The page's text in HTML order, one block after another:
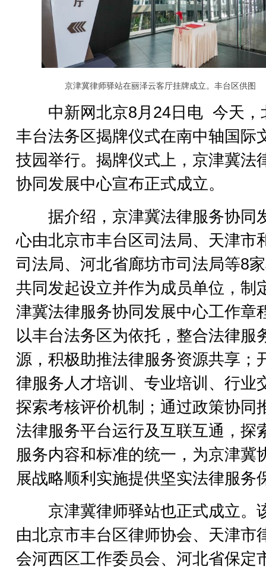
京津冀律师驿站在丽泽云客厅挂牌成立。丰台区供图
中新网北京8月24日电 今天，
丰台法务区揭牌仪式在南中轴国际
技园举行。揭牌仪式上，京津冀法
协同发展中心宣布正式成立。
据介绍，京津冀法律服务协同
心由北京市丰台区司法局、天津市
司法局、河北省廊坊市司法局等8
共同发起设立并作为成员单位，制
津冀法律服务协同发展中心工作章
以丰台法务区为依托，整合法律服
源，积极助推法律服务资源共享；
律服务人才培训、专业培训、行业
探索考核评价机制；通过政策协同
法律服务平台运行及互联互通，探
服务内容和标准的统一，为京津冀
展战略顺利实施提供坚实法律服务
京津冀律师驿站也正式成立。
由北京市丰台区律师协会、天津市
会河西区工作委员会、河北省保定